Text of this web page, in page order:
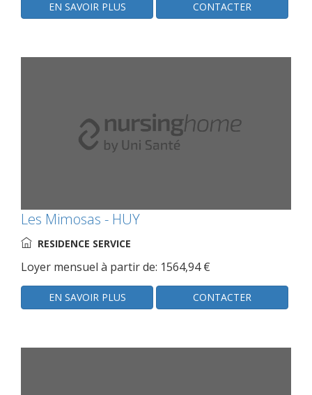
EN SAVOIR PLUS CONTACTER
Les Mimosas - HUY
RESIDENCE SERVICE
Loyer mensuel à partir de: 1564,94 €
EN SAVOIR PLUS CONTACTER